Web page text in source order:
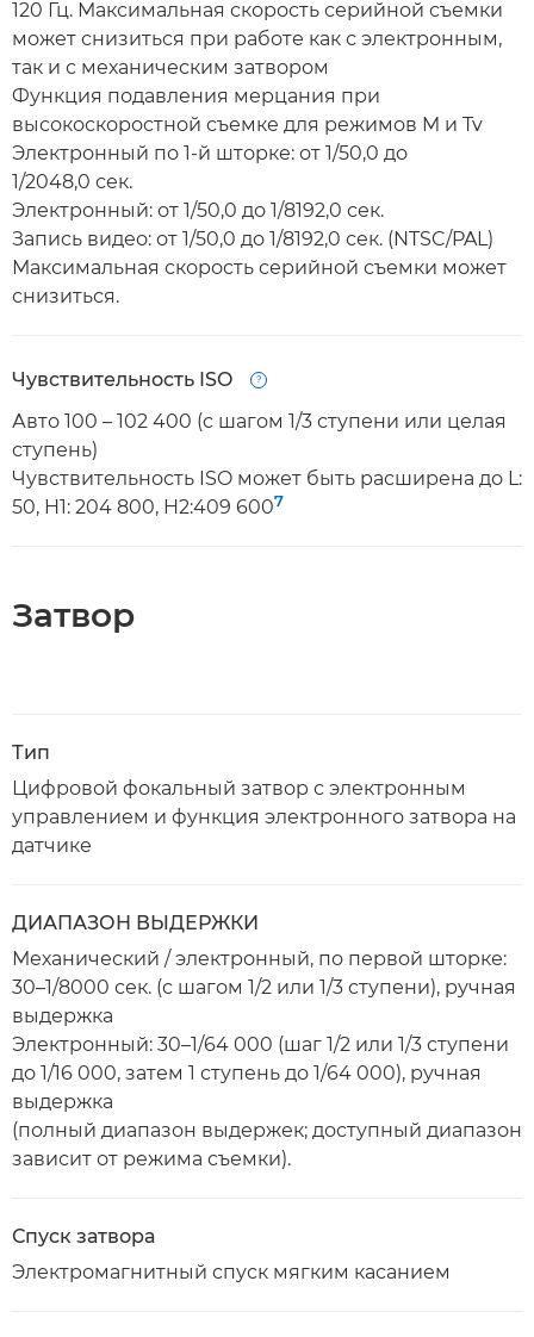
120 Гц. Максимальная скорость серийной съемки
может снизиться при работе как с электронным,
так и с механическим затвором
Функция подавления мерцания при
высокоскоростной съемке для режимов M и Tv
Электронный по 1-й шторке: от 1/50,0 до
1/2048,0 сек.
Электронный: от 1/50,0 до 1/8192,0 сек.
Запись видео: от 1/50,0 до 1/8192,0 сек. (NTSC/PAL)
Максимальная скорость серийной съемки может
снизиться.
Чувствительность ISO
Open
Авто 100 – 102 400 (с шагом 1/3 ступени или целая
ступень)
Чувствительность ISO может быть расширена до L:
50, H1: 204 800, H2:409 6007
Затвор
Тип
Цифровой фокальный затвор с электронным
управлением и функция электронного затвора на
датчике
ДИАПАЗОН ВЫДЕРЖКИ
Механический / электронный, по первой шторке:
30–1/8000 сек. (с шагом 1/2 или 1/3 ступени), ручная
выдержка
Электронный: 30–1/64 000 (шаг 1/2 или 1/3 ступени
до 1/16 000, затем 1 ступень до 1/64 000), ручная
выдержка
(полный диапазон выдержек; доступный диапазон
зависит от режима съемки).
Спуск затвора
Электромагнитный спуск мягким касанием